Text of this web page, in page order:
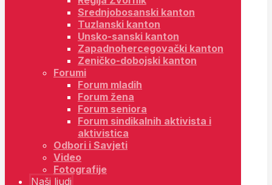
Srednjobosanski kanton
Tuzlanski kanton
Unsko-sanski kanton
Zapadnohercegovački kanton
Zeničko-dobojski kanton
Forumi
Forum mladih
Forum žena
Forum seniora
Forum sindikalnih aktivista i
aktivistica
Odbori i Savjeti
Video
Fotografije
Naši ljudi